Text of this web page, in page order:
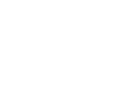
を味わえます。
ャレンジしてみま